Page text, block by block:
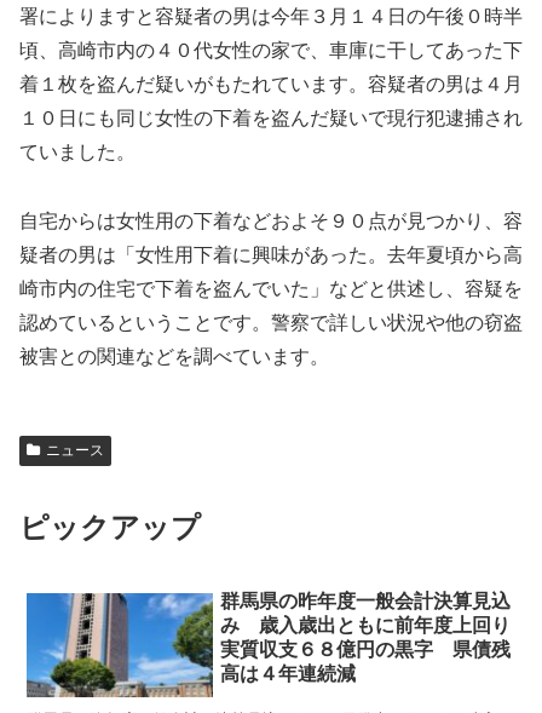
署によりますと容疑者の男は今年３月１４日の午後０時半
頃、高崎市内の４０代女性の家で、車庫に干してあった下
着１枚を盗んだ疑いがもたれています。容疑者の男は４月
１０日にも同じ女性の下着を盗んだ疑いで現行犯逮捕され
ていました。
自宅からは女性用の下着などおよそ９０点が見つかり、容
疑者の男は「女性用下着に興味があった。去年夏頃から高
崎市内の住宅で下着を盗んでいた」などと供述し、容疑を
認めているということです。警察で詳しい状況や他の窃盗
被害との関連などを調べています。
ニュース
ピックアップ
群馬県の昨年度一般会計決算見込
み 歳入歳出ともに前年度上回り
実質収支６８億円の黒字 県債残
高は４年連続減